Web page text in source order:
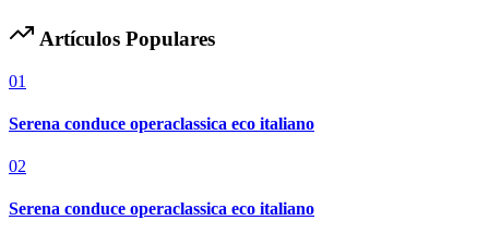
Artículos Populares
01
Serena conduce operaclassica eco italiano
02
Serena conduce operaclassica eco italiano